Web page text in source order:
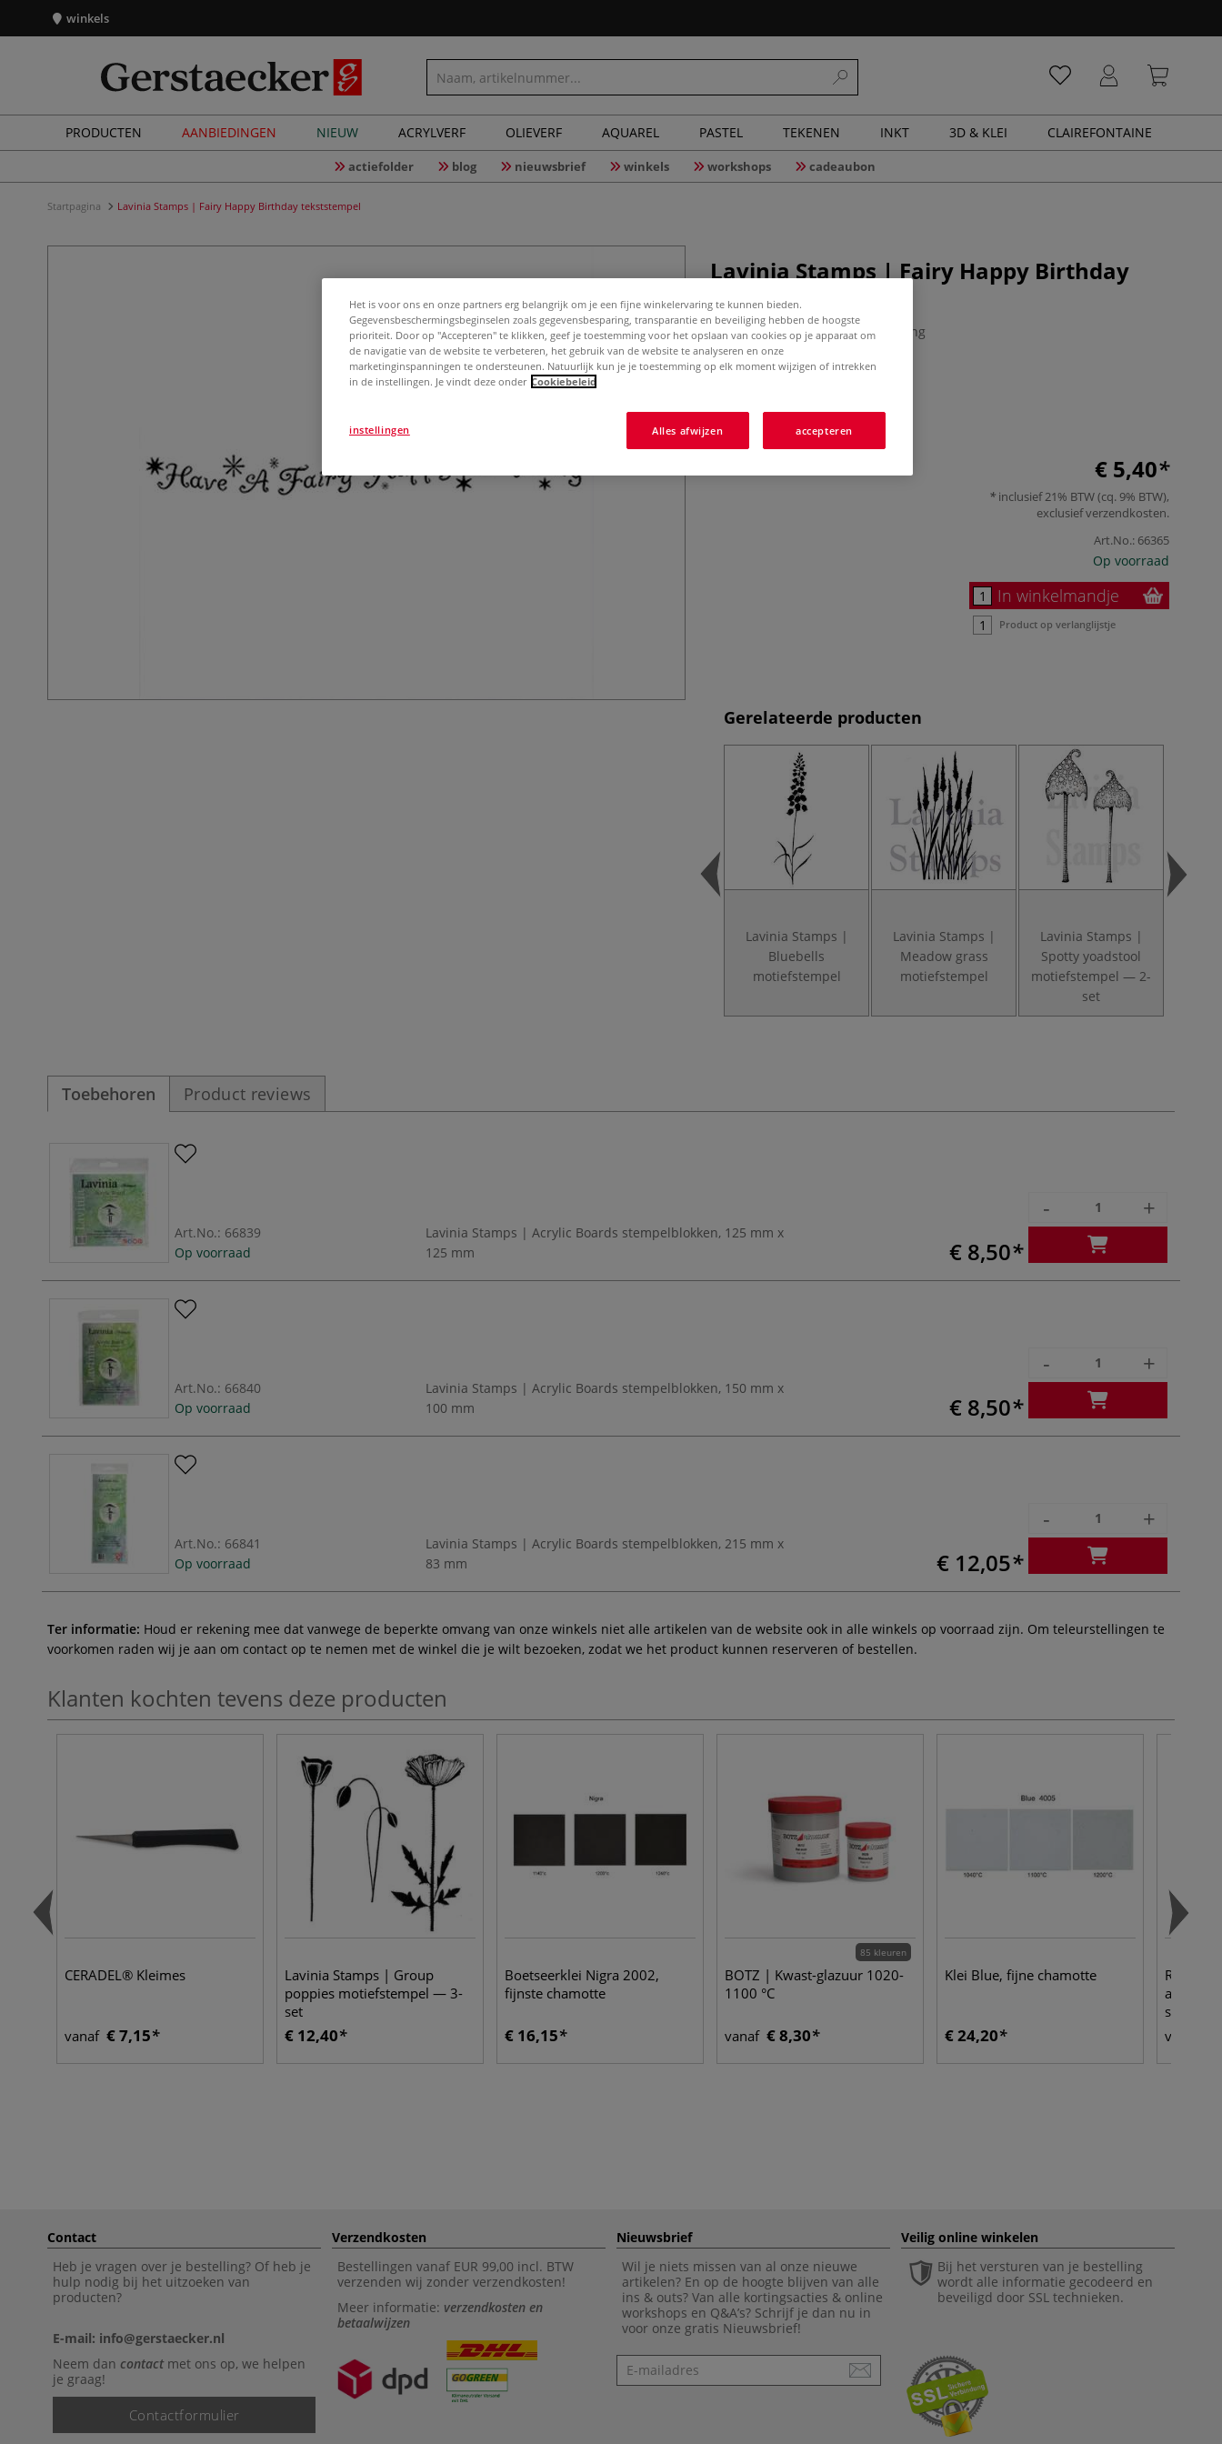
winkels
PRODUCTEN AANBIEDINGEN NIEUW ACRYLVERF OLIEVERF AQUAREL PASTEL TEKENEN INKT 3D & KLEI CLAIREFONTAINE
actiefolder blog nieuwsbrief winkels workshops cadeaubon
Startpagina Lavinia Stamps | Fairy Happy Birthday tekststempel
Lavinia Stamps | Fairy Happy Birthday
tekststempel
0 Beoordeling
Meer
€ 5,40
inclusief 21% BTW (cq. 9% BTW),
exclusiefverzendkosten.
Art.No.: 66365
Op voorraad
In winkelmandje
Product op verlanglijstje
Gerelateerde producten
Lavinia Stamps |
Bluebells
motiefstempel
Lavinia Stamps |
Meadow grass
motiefstempel
Lavinia Stamps |
Spotty yoadstool
motiefstempel — 2-
set
Toebehoren Product reviews
Art.No.: 66839
Op voorraad
Lavinia Stamps | Acrylic Boards stempelblokken, 125 mm x
125 mm
€ 8,50
- +
Art.No.: 66840
Op voorraad
Lavinia Stamps | Acrylic Boards stempelblokken, 150 mm x
100 mm
€ 8,50
- +
Art.No.: 66841
Op voorraad
Lavinia Stamps | Acrylic Boards stempelblokken, 215 mm x
83 mm
€ 12,05
- +
Ter informatie: Houd er rekening mee dat vanwege de beperkte omvang van onze winkels niet alle artikelen van de website ook in alle winkels op voorraad zijn. Om teleurstellingen te
voorkomen raden wij je aan om contact op te nemen met de winkel die je wilt bezoeken, zodat we het product kunnen reserveren of bestellen.
Klanten kochten tevens deze producten
CERADEL® Kleimes
vanaf € 7,15
Lavinia Stamps | Group
poppies motiefstempel — 3-
set
€ 12,40
Boetseerklei Nigra 2002,
fijnste chamotte
€ 16,15
85 kleuren
BOTZ | Kwast-glazuur 1020-
1100 °C
vanaf € 8,30
Klei Blue, fijne chamotte
€ 24,20
Royal
vanaf
Contact
Heb je vragen over je bestelling? Of heb je
hulp nodig bij het uitzoeken van
producten?
E-mail: info@gerstaecker.nl
Neem dan contactmet ons op, we helpen
je graag!
Contactformulier
Verzendkosten
Bestellingen vanaf EUR 99,00 incl. BTW
verzenden wij zonder verzendkosten!
Meer informatie: verzendkosten en
betaalwijzen
Nieuwsbrief
Wil je niets missen van al onze nieuwe
artikelen? En op de hoogte blijven van alle
ins & outs? Van alle kortingsacties & online
workshops en Q&A’s? Schrijf je dan nu in
voor onze gratis Nieuwsbrief!
Nieuwsbrief
Veilig online winkelen
Bij het versturen van je bestelling
wordt alle informatie gecodeerd en
beveiligd door SSL technieken.
Het is voor ons en onze partners erg belangrijk om je een fijne winkelervaring te kunnen bieden.
Gegevensbeschermingsbeginselen zoals gegevensbesparing, transparantie en beveiliging hebben de hoogste
prioriteit. Door op "Accepteren" te klikken, geef je toestemming voor het opslaan van cookies op je apparaat om
de navigatie van de website te verbeteren, het gebruik van de website te analyseren en onze
marketinginspanningen te ondersteunen. Natuurlijk kun je je toestemming op elk moment wijzigen of intrekken
in de instellingen. Je vindt deze onder Cookiebeleid
Alles afwijzen accepteren
instellingen